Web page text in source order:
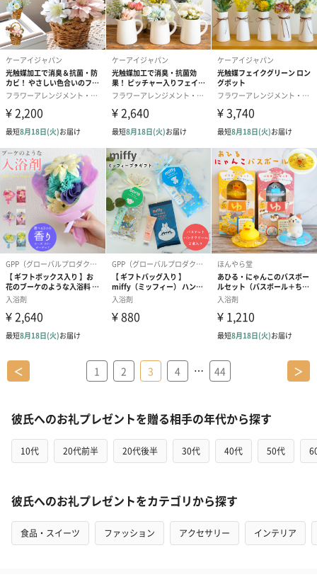
＜ 1 2 3 4 … 44 ＞
彼氏へのお礼プレゼントを贈る相手の年代から探す
10代 20代前半 20代後半 30代 40代 50代
彼氏へのお礼プレゼントをカテゴリから探す
食品・スイーツ ファッション アクセサリー インテリア